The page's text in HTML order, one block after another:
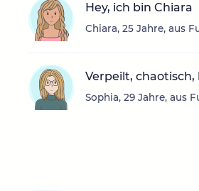
Hey, ich bin Chiara
Chiara, 25 Jahre, aus
Verpeilt, chaotisch,
Sophia, 29 Jahre, aus